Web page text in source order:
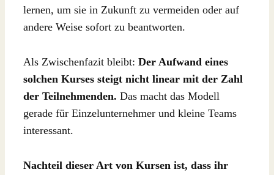
lernen, um sie in Zukunft zu vermeiden oder auf
andere Weise sofort zu beantworten.
Als Zwischenfazit bleibt: Der Aufwand eines
solchen Kurses steigt nicht linear mit der Zahl
der Teilnehmenden. Das macht das Modell
gerade für Einzelunternehmer und kleine Teams
interessant.
Nachteil dieser Art von Kursen ist, dass ihr